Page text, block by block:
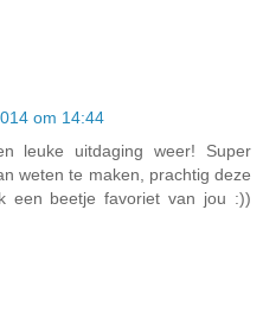
om 14:44
leuke uitdaging weer! Super
weten te maken, prachtig deze
een beetje favoriet van jou :))